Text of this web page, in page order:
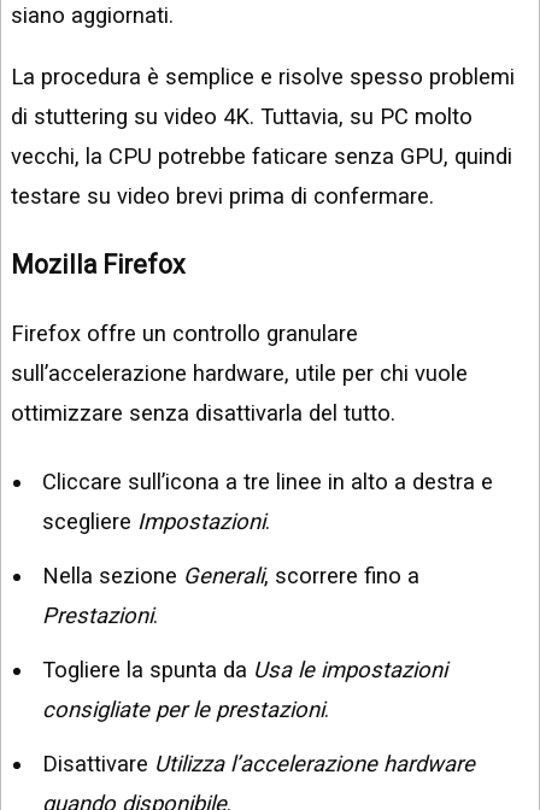
siano aggiornati.
La procedura è semplice e risolve spesso problemi
di stuttering su video 4K. Tuttavia, su PC molto
vecchi, la CPU potrebbe faticare senza GPU, quindi
testare su video brevi prima di confermare.
Mozilla Firefox
Firefox offre un controllo granulare
sull’accelerazione hardware, utile per chi vuole
ottimizzare senza disattivarla del tutto.
Cliccare sull’icona a tre linee in alto a destra e
scegliere Impostazioni.
Nella sezione Generali, scorrere fino a
Prestazioni.
Togliere la spunta da Usa le impostazioni
consigliate per le prestazioni.
Disattivare Utilizza l’accelerazione hardware
quando disponibile.